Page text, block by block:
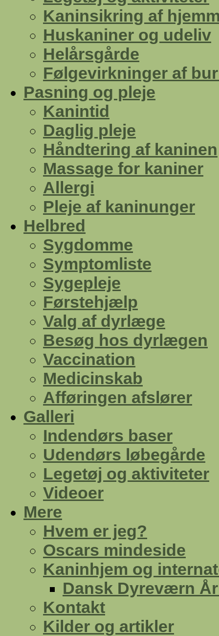
Kaninsikring af
Huskaniner og udeliv
Helårsgårde
Følgevirkninger af
Pasning og pleje
Kanintid
Daglig pleje
Håndtering af kaninen
Massage for kaniner
Allergi
Pleje af kaninunger
Helbred
Sygdomme
Symptomliste
Sygepleje
Førstehjælp
Valg af dyrlæge
Besøg hos dyrlægen
Vaccination
Medicinskab
Afføringen afslører
Galleri
Indendørs baser
Udendørs løbegårde
Legetøj og aktiviteter
Videoer
Mere
Hvem er jeg?
Oscars mindeside
Kaninhjem og
Dansk Dyreværn
Kontakt
Kilder og artikler